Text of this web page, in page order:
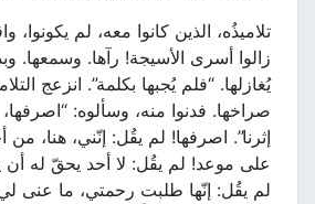
تلاميذُه، الذين كانوا معه، لم يكونوا،
زالوا أسرى الأسيجة! رآها. وسمعها.
يُغازلها. “فلم يُجبها بكلمة”. انزعج
صراخها. فدنوا منه، وسألوه: “اصرفها،
إثرنا”. اصرفها! لم يقُل: إنّني، هنا، من
على موعد! لم يقُل: لا أحد يحقّ له أن
لم يقُل: إنّها طلبت رحمتي، ما عنى لي